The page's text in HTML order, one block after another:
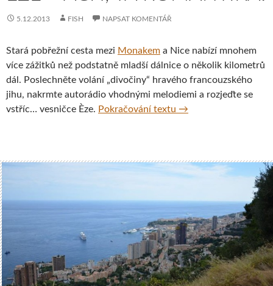
5.12.2013 FISH NAPSAT KOMENTÁŘ
Stará pobřežní cesta mezi Monakem a Nice nabízí mnohem
více zážitků než podstatně mladší dálnice o několik kilometrů
dál. Poslechněte volání „divočiny“ hravého francouzského
jihu, nakrmte autorádio vhodnými melodiemi a rozjeďte se
vstříc… vesničce Èze. Pokračování textu Èze – ach, ta
→